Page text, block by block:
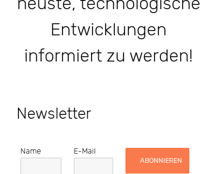
Entwicklungen
informiert zu werden!
Newsletter
Name E-Mail